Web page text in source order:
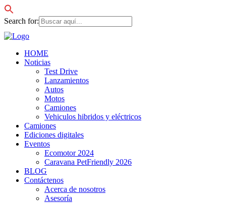
Search for:
HOME
Noticias
Test Drive
Lanzamientos
Autos
Motos
Camiones
Vehiculos hibridos y eléctricos
Camiones
Ediciones digitales
Eventos
Ecomotor 2024
Caravana PetFriendly 2026
BLOG
Contáctenos
Acerca de nosotros
Asesoría